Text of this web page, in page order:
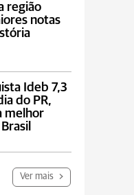
região
notas
Ideb 7,3
do PR,
melhor
Ver mais